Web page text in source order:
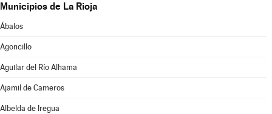
Municipios de La Rioja
Ábalos
Agoncillo
Aguilar del Río Alhama
Ajamil de Cameros
Albelda de Iregua